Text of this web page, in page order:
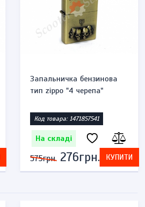
Запальничка бензинова
тип zippo "4 черепа"
Код товара: 1471857541
На складі
575грн. 276грн. КУПИТИ